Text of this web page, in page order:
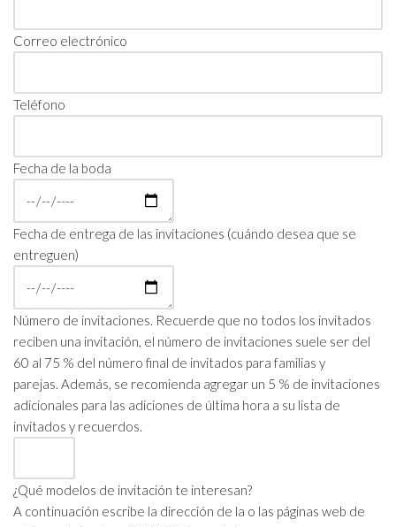
Correo electrónico
Teléfono
Fecha de la boda
Fecha de entrega de las invitaciones (cuándo desea que se
entreguen)
Número de invitaciones. Recuerde que no todos los invitados
reciben una invitación, el número de invitaciones suele ser del
60 al 75 % del número final de invitados para familias y
parejas. Además, se recomienda agregar un 5 % de invitaciones
adicionales para las adiciones de última hora a su lista de
invitados y recuerdos.
¿Qué modelos de invitación te interesan?
A continuación escribe la dirección de la o las páginas web de